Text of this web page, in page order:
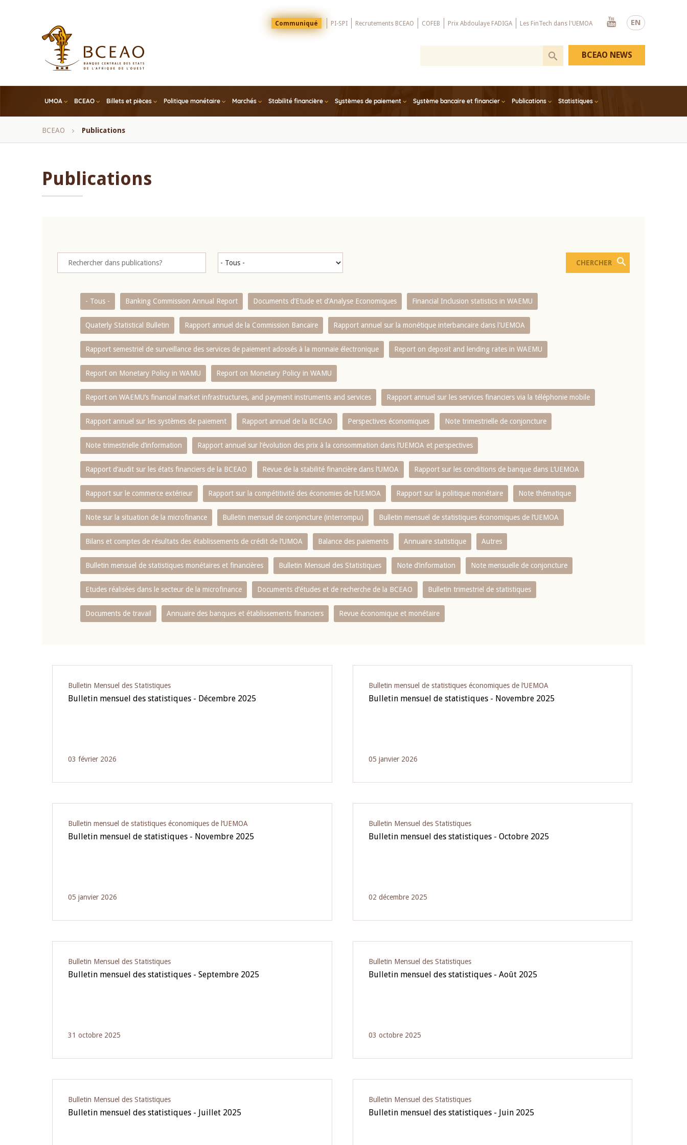
EN
Menu
Top
Communiqué PI-SPI Recrutements BCEAO COFEB Prix Abdoulaye FADIGA Les FinTech dans l'UEMOA
Youtube
UMOA BCEAO Billets et pièces Politique monétaire Marchés Stabilité financière Systèmes de paiement Système bancaire et financier Publications Statistiques
BCEAO NEWS
Fil
BCEAO Publications
Publications
- Tous - Banking Commission Annual Report Documents d’Etude et d’Analyse Economiques Financial Inclusion statistics in WAEMU
Quaterly Statistical Bulletin Rapport annuel de la Commission Bancaire Rapport annuel sur la monétique interbancaire dans l'UEMOA
Rapport semestriel de surveillance des services de paiement adossés à la monnaie électronique Report on deposit and lending rates in WAEMU
Report on Monetary Policy in WAMU Report on Monetary Policy in WAMU
Report on WAEMU’s financial market infrastructures, and payment instruments and services Rapport annuel sur les services financiers via la téléphonie mobile
Rapport annuel sur les systèmes de paiement Rapport annuel de la BCEAO Perspectives économiques Note trimestrielle de conjoncture
Note trimestrielle d‘information Rapport annuel sur l‘évolution des prix à la consommation dans l‘UEMOA et perspectives
Rapport d‘audit sur les états financiers de la BCEAO Revue de la stabilité financière dans l‘UMOA Rapport sur les conditions de banque dans L‘UEMOA
Rapport sur le commerce extérieur Rapport sur la compétitivité des économies de l‘UEMOA Rapport sur la politique monétaire Note thématique
Note sur la situation de la microfinance Bulletin mensuel de conjoncture (interrompu) Bulletin mensuel de statistiques économiques de l‘UEMOA
Bilans et comptes de résultats des établissements de crédit de l‘UMOA Balance des paiements Annuaire statistique Autres
Bulletin mensuel de statistiques monétaires et financières Bulletin Mensuel des Statistiques Note d’information Note mensuelle de conjoncture
Etudes réalisées dans le secteur de la microfinance Documents d’études et de recherche de la BCEAO Bulletin trimestriel de statistiques
Documents de travail Annuaire des banques et établissements financiers Revue économique et monétaire
Bulletin Mensuel des Statistiques
Bulletin mensuel des statistiques - Décembre 2025
03 février 2026
Bulletin mensuel de statistiques économiques de l‘UEMOA
Bulletin mensuel de statistiques - Novembre 2025
05 janvier 2026
Bulletin mensuel de statistiques économiques de l‘UEMOA
Bulletin mensuel de statistiques - Novembre 2025
05 janvier 2026
Bulletin Mensuel des Statistiques
Bulletin mensuel des statistiques - Octobre 2025
02 décembre 2025
Bulletin Mensuel des Statistiques
Bulletin mensuel des statistiques - Septembre 2025
31 octobre 2025
Bulletin Mensuel des Statistiques
Bulletin mensuel des statistiques - Août 2025
03 octobre 2025
Bulletin Mensuel des Statistiques
Bulletin mensuel des statistiques - Juillet 2025
Bulletin Mensuel des Statistiques
Bulletin mensuel des statistiques - Juin 2025